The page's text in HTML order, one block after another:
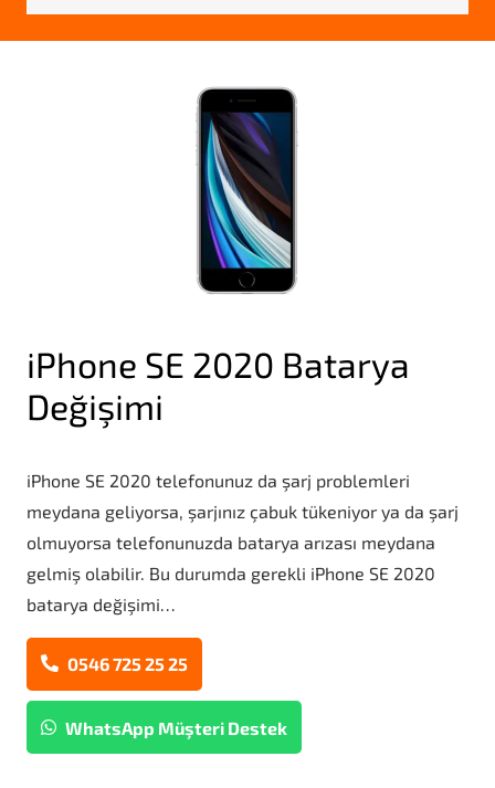
iPhone SE 2020 Batarya
Değişimi
iPhone SE 2020 telefonunuz da şarj problemleri
meydana geliyorsa, şarjınız çabuk tükeniyor ya da şarj
olmuyorsa telefonunuzda batarya arızası meydana
gelmiş olabilir. Bu durumda gerekli iPhone SE 2020
batarya değişimi…
0546 725 25 25
WhatsApp Müşteri Destek